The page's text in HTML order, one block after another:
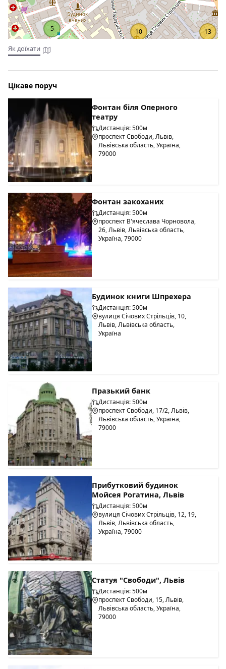
13
5 10
Як доїхати
Цікаве поруч
Фонтан біля Оперного
театру
Дистанція: 500м
проспект Свободи, Львів,
Львівська область, Україна,
79000
Фонтан закоханих
Дистанція: 500м
проспект В'ячеслава Чорновола,
26, Львів, Львівська область,
Україна, 79000
Будинок книги Шпрехера
Дистанція: 500м
вулиця Січових Стрільців, 10,
Львів, Львівська область,
Україна
Празький банк
Дистанція: 500м
проспект Свободи, 17/2, Львів,
Львівська область, Україна,
79000
Прибутковий будинок
Мойсея Рогатина, Львів
Дистанція: 500м
вулиця Січових Стрільців, 12, 19,
Львів, Львівська область,
Україна, 79000
Статуя "Свободи", Львів
Дистанція: 500м
проспект Свободи, 15, Львів,
Львівська область, Україна,
79000